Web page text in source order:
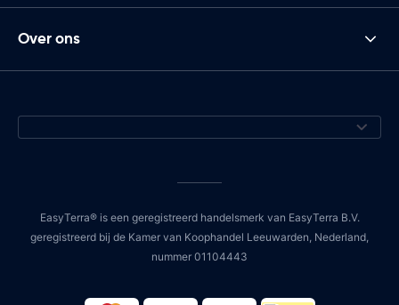
Over ons
EasyTerra® is een geregistreerd handelsmerk van EasyTerra B.V.
geregistreerd bij de Kamer van Koophandel Leeuwarden, Nederland,
nummer 01104443